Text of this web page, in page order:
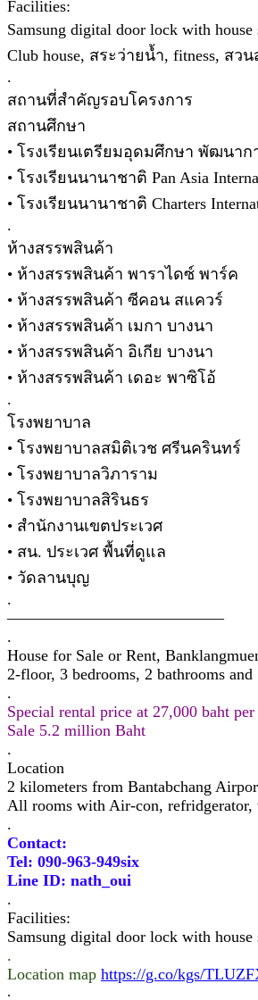
Facilities:
Samsung digital door lock with
Club house, สระว่ายน้ำ, fitness, ส
.
สถานที่สำคัญรอบโครงการ
สถานศึกษา
• โรงเรียนเตรียมอุดมศึกษา พัฒนาก
• โรงเรียนนานาชาติ Pan Asia
• โรงเรียนนานาชาติ Charters
.
ห้างสรรพสินค้า
• ห้างสรรพสินค้า พาราไดซ์ พาร์ค
• ห้างสรรพสินค้า ซีคอน สแควร์
• ห้างสรรพสินค้า เมกา บางนา
• ห้างสรรพสินค้า อิเกีย บางนา
• ห้างสรรพสินค้า เดอะ พาซิโอ้
.
โรงพยาบาล
• โรงพยาบาลสมิติเวช ศรีนครินทร์
• โรงพยาบาลวิภาราม
• โรงพยาบาลสิรินธร
• สำนักงานเขตประเวศ
• สน. ประเวศ พื้นที่ดูแล
• วัดลานบุญ
.
—————————————–
.
House for Sale or Rent,
2-floor, 3 bedrooms, 2 bathrooms
.
Special rental price at 27,000 baht
Sale 5.2 million Baht
.
Location
2 kilometers from Bantabchang
All rooms with Air-con, refridgerator,
.
Contact:
Tel: 090-963-949six
Line ID: nath_oui
.
Facilities:
Samsung digital door lock with
.
Location map https://g.co/kgs/
.